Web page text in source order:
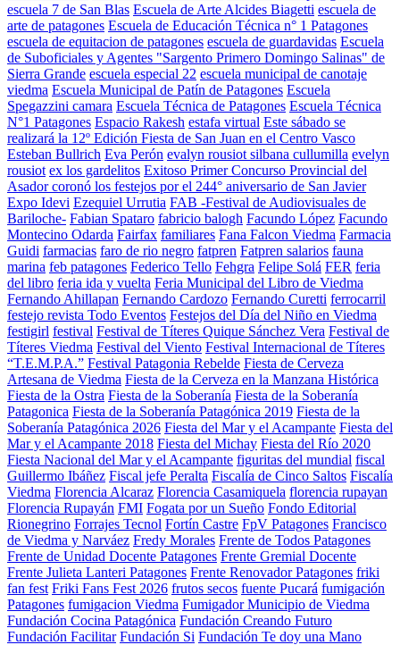
escuela 7 de San Blas Escuela de Arte Alcides Biagetti escuela de
arte de patagones Escuela de Educación Técnica n° 1 Patagones
escuela de equitacion de patagones escuela de guardavidas Escuela
de Suboficiales y Agentes "Sargento Primero Domingo Salinas" de
Sierra Grande escuela especial 22 escuela municipal de canotaje
viedma Escuela Municipal de Patín de Patagones Escuela
Spegazzini camara Escuela Técnica de Patagones Escuela Técnica
N°1 Patagones Espacio Rakesh estafa virtual Este sábado se
realizará la 12º Edición Fiesta de San Juan en el Centro Vasco
Esteban Bullrich Eva Perón evalyn rousiot silbana cullumilla evelyn
rousiot ex los gardelitos Exitoso Primer Concurso Provincial del
Asador coronó los festejos por el 244° aniversario de San Javier
Expo Idevi Ezequiel Urrutia FAB -Festival de Audiovisuales de
Bariloche- Fabian Spataro fabricio balogh Facundo López Facundo
Montecino Odarda Fairfax familiares Fana Falcon Viedma Farmacia
Guidi farmacias faro de rio negro fatpren Fatpren salarios fauna
marina feb patagones Federico Tello Fehgra Felipe Solá FER feria
del libro feria ida y vuelta Feria Municipal del Libro de Viedma
Fernando Ahillapan Fernando Cardozo Fernando Curetti ferrocarril
festejo revista Todo Eventos Festejos del Día del Niño en Viedma
festigirl festival Festival de Títeres Quique Sánchez Vera Festival de
Títeres Viedma Festival del Viento Festival Internacional de Títeres
“T.E.M.P.A.” Festival Patagonia Rebelde Fiesta de Cerveza
Artesana de Viedma Fiesta de la Cerveza en la Manzana Histórica
Fiesta de la Ostra Fiesta de la Soberanía Fiesta de la Soberanía
Patagonica Fiesta de la Soberanía Patagónica 2019 Fiesta de la
Soberanía Patagónica 2026 Fiesta del Mar y el Acampante Fiesta del
Mar y el Acampante 2018 Fiesta del Michay Fiesta del Río 2020
Fiesta Nacional del Mar y el Acampante figuritas del mundial fiscal
Guillermo Ibáñez Fiscal jefe Peralta Fiscalía de Cinco Saltos Fiscalía
Viedma Florencia Alcaraz Florencia Casamiquela florencia rupayan
Florencia Rupayán FMI Fogata por un Sueño Fondo Editorial
Rionegrino Forrajes Tecnol Fortín Castre FpV Patagones Francisco
de Viedma y Narváez Fredy Morales Frente de Todos Patagones
Frente de Unidad Docente Patagones Frente Gremial Docente
Frente Julieta Lanteri Patagones Frente Renovador Patagones friki
fan fest Friki Fans Fest 2026 frutos secos fuente Pucará fumigación
Patagones fumigacion Viedma Fumigador Municipio de Viedma
Fundación Cocina Patagónica Fundación Creando Futuro
Fundación Facilitar Fundación Si Fundación Te doy una Mano